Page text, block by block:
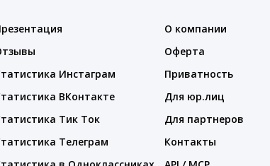
Инстаграм
ВКонтакте
Тик Ток
Телеграм
О компании
Оферта
Приватность
Для юр.лиц
Для партнеров
Контакты